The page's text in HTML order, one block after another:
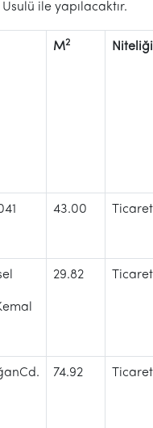
ile yapılacaktır.
M2 Niteliği
43.00
29.82
74.92